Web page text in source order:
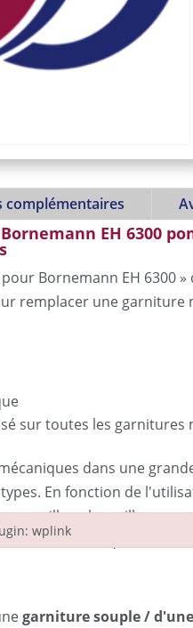
EH 6300
Bornemann EH 6300
remplacer une garniture
sur toutes les garnitures
dans une
En fonction de
conseillons la meilleure
fiche technique.
garniture souple /
wplink
wplink